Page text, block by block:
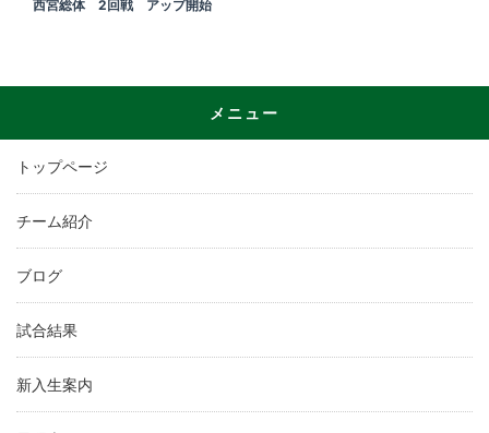
西宮総体 2回戦 アップ開始
メニュー
トップページ
チーム紹介
ブログ
試合結果
新入生案内